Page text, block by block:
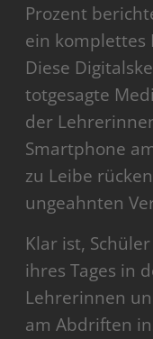
Prozent
ein komplettes
Diese
totgesagte
der
Smartphone
zu Leibe
ungeahnten
Klar ist,
ihres Tages in
Lehrerinnen
am Abdriften